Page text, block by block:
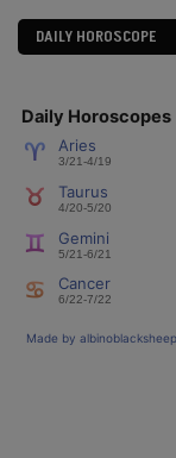
DAILY HOROSCOPE